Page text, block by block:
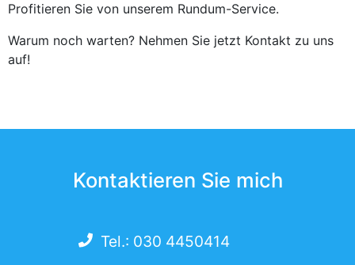
Profitieren Sie von unserem Rundum-Service.
Warum noch warten? Nehmen Sie jetzt Kontakt zu uns
auf!
Kontaktieren Sie mich
Tel.: 030 4450414